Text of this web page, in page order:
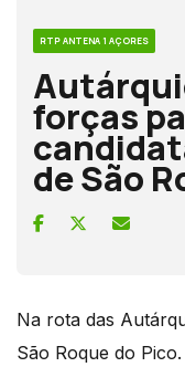
RTP ANTENA 1 AÇORES
forças
de São
Na rota das
São Roque do Pico.